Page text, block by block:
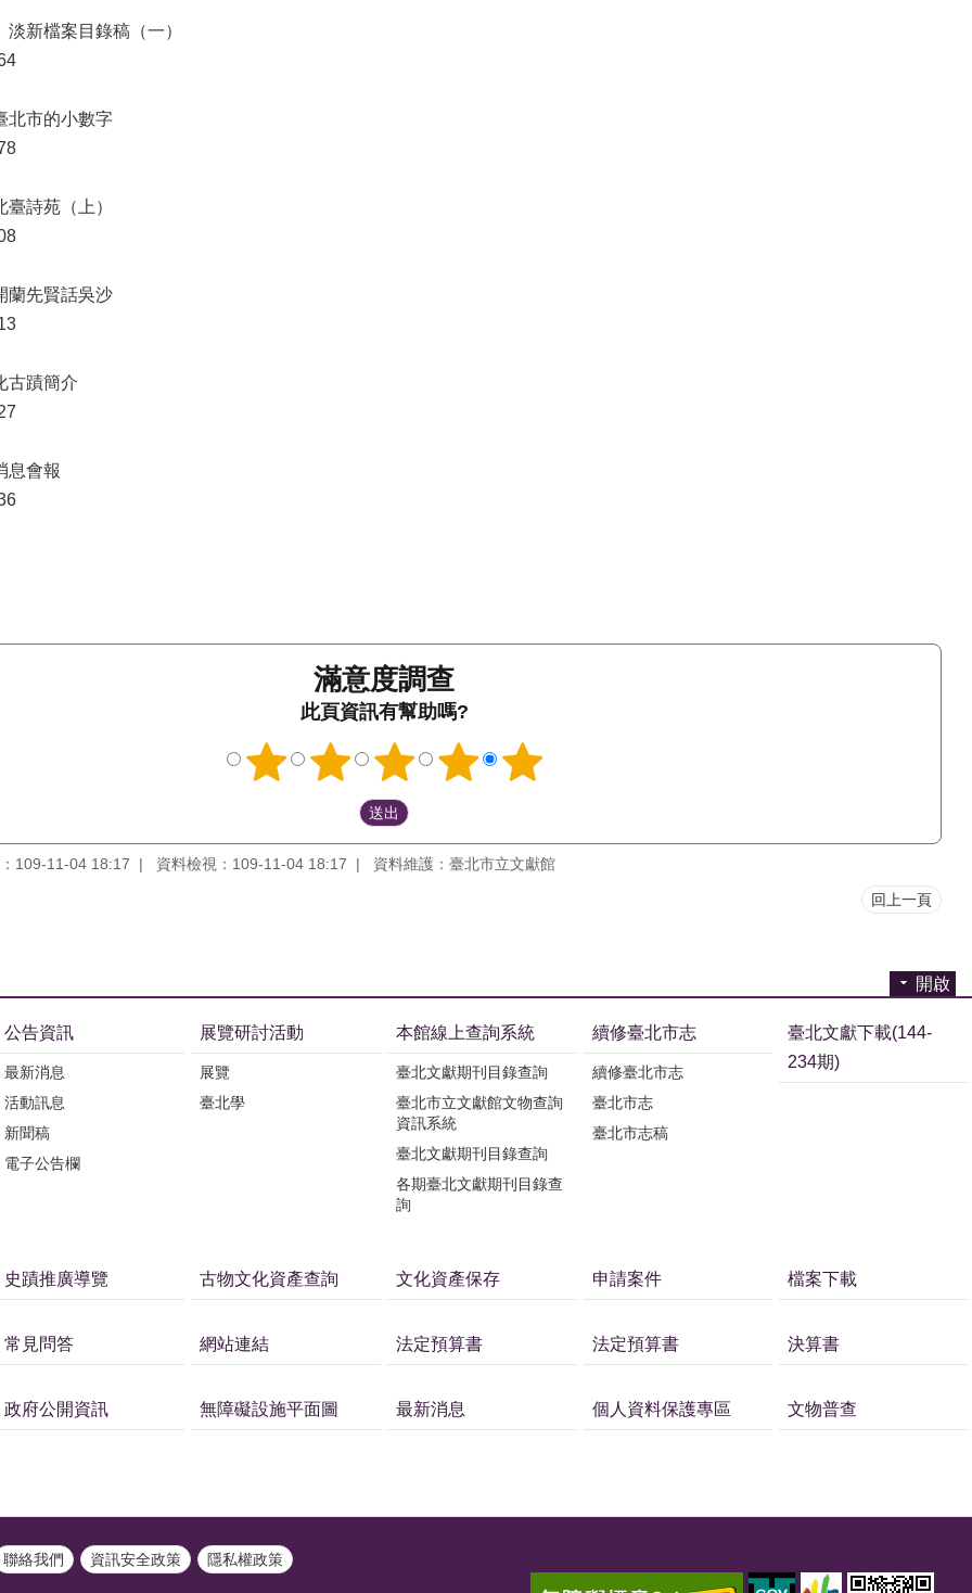
淡新檔案目錄稿（一）
北市的小數字
詩苑（上）
蘭先賢話吳沙
古蹟簡介
息會報
滿意度調查
此頁資訊有幫助嗎?
109-11-04 18:17 資料檢視：109-11-04 18:17 資料維護：臺北市立文獻館
回上一頁
開啟
公告資訊
最新消息
活動訊息
新聞稿
電子公告欄
展覽研討活動
展覽
臺北學
本館線上查詢系統
臺北文獻期刊目錄查詢
臺北市立文獻館文物查詢
資訊系統
臺北文獻期刊目錄查詢
各期臺北文獻期刊目錄查
詢
續修臺北市志
續修臺北市志
臺北市志
臺北市志稿
臺北文獻下載(144-
234期)
史蹟推廣導覽 古物文化資產查詢 文化資產保存 申請案件 檔案下載
常見問答 網站連結 法定預算書 法定預算書 決算書
政府公開資訊 無障礙設施平面圖 最新消息 個人資料保護專區 文物普查
聯絡我們 資訊安全政策 隱私權政策